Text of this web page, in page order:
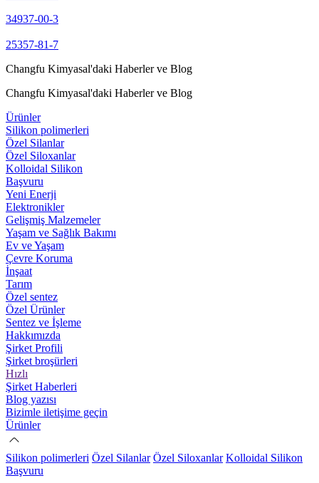
34937-00-3
25357-81-7
Changfu Kimyasal'daki Haberler ve Blog
Changfu Kimyasal'daki Haberler ve Blog
Ürünler
Silikon polimerleri
Özel Silanlar
Özel Siloxanlar
Kolloidal Silikon
Başvuru
Yeni Enerji
Elektronikler
Gelişmiş Malzemeler
Yaşam ve Sağlık Bakımı
Ev ve Yaşam
Çevre Koruma
İnşaat
Tarım
Özel sentez
Özel Ürünler
Sentez ve İşleme
Hakkımızda
Şirket Profili
Şirket broşürleri
Hızlı
Şirket Haberleri
Blog yazısı
Bizimle iletişime geçin
Ürünler
Silikon polimerleri Özel Silanlar Özel Siloxanlar Kolloidal Silikon
Başvuru